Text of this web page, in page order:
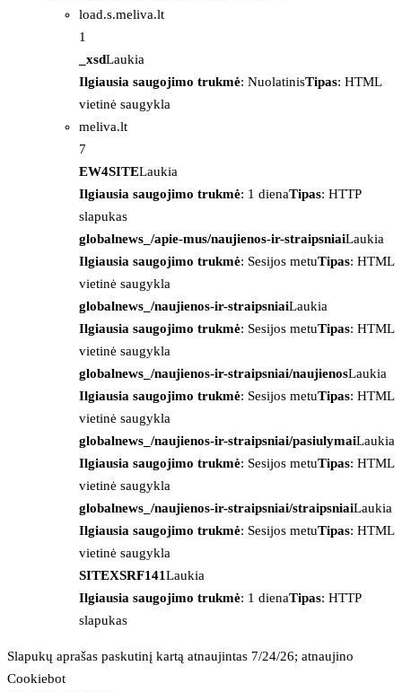
load.s.meliva.lt
1
_xsdLaukia
Ilgiausia saugojimo trukmė: NuolatinisTipas: HTML
vietinė saugykla
meliva.lt
7
EW4SITELaukia
Ilgiausia saugojimo trukmė: 1 dienaTipas: HTTP
slapukas
globalnews_/apie-mus/naujienos-ir-straipsniaiLaukia
Ilgiausia saugojimo trukmė: Sesijos metuTipas: HTML
vietinė saugykla
globalnews_/naujienos-ir-straipsniaiLaukia
Ilgiausia saugojimo trukmė: Sesijos metuTipas: HTML
vietinė saugykla
globalnews_/naujienos-ir-straipsniai/naujienosLaukia
Ilgiausia saugojimo trukmė: Sesijos metuTipas: HTML
vietinė saugykla
globalnews_/naujienos-ir-straipsniai/pasiulymaiLaukia
Ilgiausia saugojimo trukmė: Sesijos metuTipas: HTML
vietinė saugykla
globalnews_/naujienos-ir-straipsniai/straipsniaiLaukia
Ilgiausia saugojimo trukmė: Sesijos metuTipas: HTML
vietinė saugykla
SITEXSRF141Laukia
Ilgiausia saugojimo trukmė: 1 dienaTipas: HTTP
slapukas
Slapukų aprašas paskutinį kartą atnaujintas 7/24/26; atnaujino
Cookiebot